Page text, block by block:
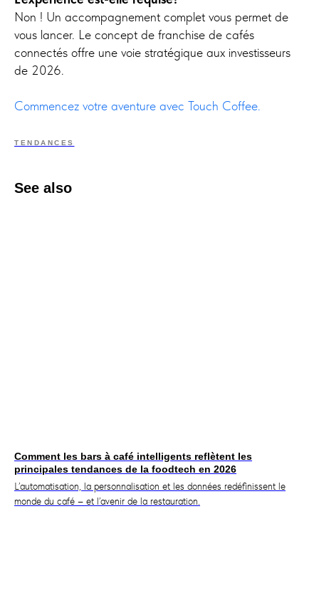
Non ! Un accompagnement complet vous permet de
vous lancer. Le concept de franchise de cafés
connectés offre une voie stratégique aux investisseurs
de 2026.
Commencez votre aventure avec Touch Coffee.
TENDANCES
See also
Comment les bars à café intelligents reflètent les
principales tendances de la foodtech en 2026
L’automatisation, la personnalisation et les données redéfinissent le
monde du café – et l’avenir de la restauration.